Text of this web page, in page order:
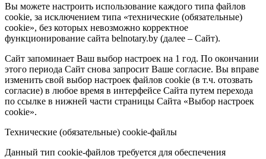
Вы можете настроить использование каждого типа файлов
cookie, за исключением типа «технические (обязательные)
cookie», без которых невозможно корректное
функционирование сайта belnotary.by (далее – Сайт).
Сайт запоминает Ваш выбор настроек на 1 год. По окончании
этого периода Сайт снова запросит Ваше согласие. Вы вправе
изменить свой выбор настроек файлов cookie (в т.ч. отозвать
согласие) в любое время в интерфейсе Сайта путем перехода
по ссылке в нижней части страницы Сайта «Выбор настроек
cookie».
Технические (обязательные) cookie-файлы
Данный тип cookie-файлов требуется для обеспечения